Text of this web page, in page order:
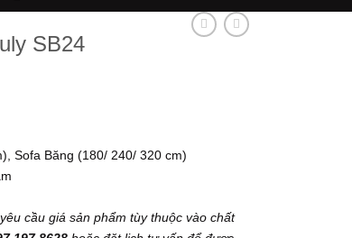
SB24
Sofa Băng (180/ 240/ 320 cm)
cầu giá sản phẩm tùy thuộc vào chất